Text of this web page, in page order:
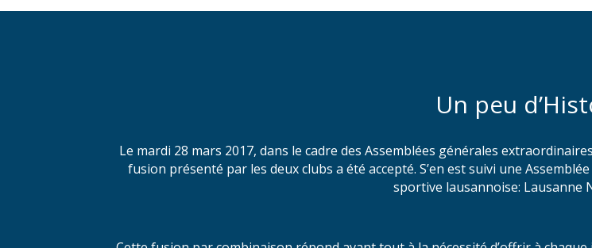
Un peu
Le mardi 28 mars 2017, dans le cadre des Assemblées générales
fusion présenté par les deux clubs a été accepté. S’en est suivi une
sportive lausannoise: Lausanne